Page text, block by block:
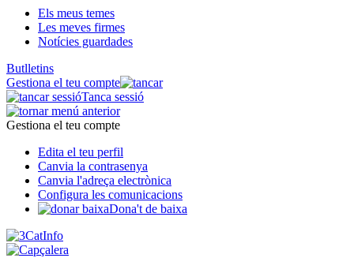
Els meus temes
Les meves firmes
Notícies guardades
Butlletins
Gestiona el teu compte
Tanca sessió
Gestiona el teu compte
Edita el teu perfil
Canvia la contrasenya
Canvia l'adreça electrònica
Configura les comunicacions
Dona't de baixa